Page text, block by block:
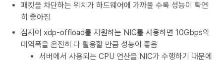
패킷을 차단하는 위치가 하드웨어에 가까울 수록 성능이 확연
히 좋아짐
심지어 xdp-offload를 지원하는 NIC를 사용하면 10Gbps의
대역폭을 온전히 다 활용할 만큼 성능이 좋음
서버에서 사용되는 CPU 연산을 NIC가 수행하기 때문에